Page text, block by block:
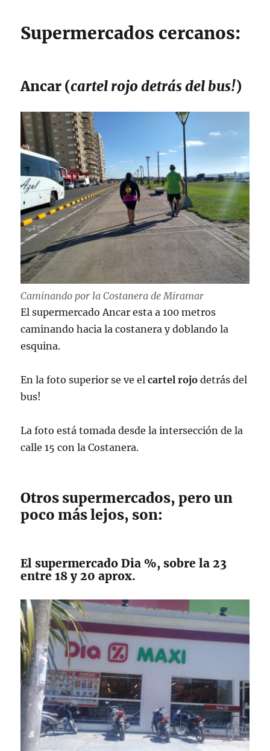
Supermercados cercanos:
Ancar (cartel rojo detrás del bus!)
Caminando por la Costanera de Miramar
El supermercado Ancar esta a 100 metros
caminando hacia la costanera y doblando la
esquina.
En la foto superior se ve elcartel rojo detrás del
bus!
La foto está tomada desde la intersección de la
calle 15 con la Costanera.
Otros supermercados, pero un
poco más lejos, son:
El supermercado Dia %, sobre la 23
entre 18 y 20 aprox.